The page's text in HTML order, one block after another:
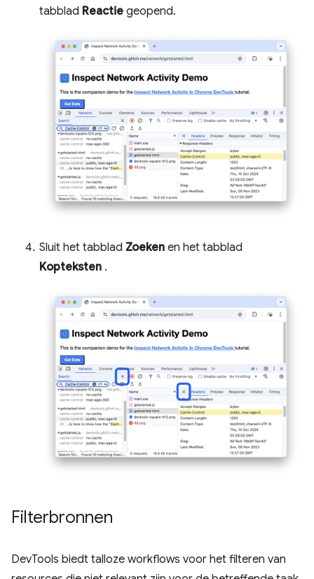
tabblad Reactie geopend.
Sluit het tabblad Zoeken en het tabblad
Kopteksten .
Filterbronnen
DevTools biedt talloze workflows voor het filteren van